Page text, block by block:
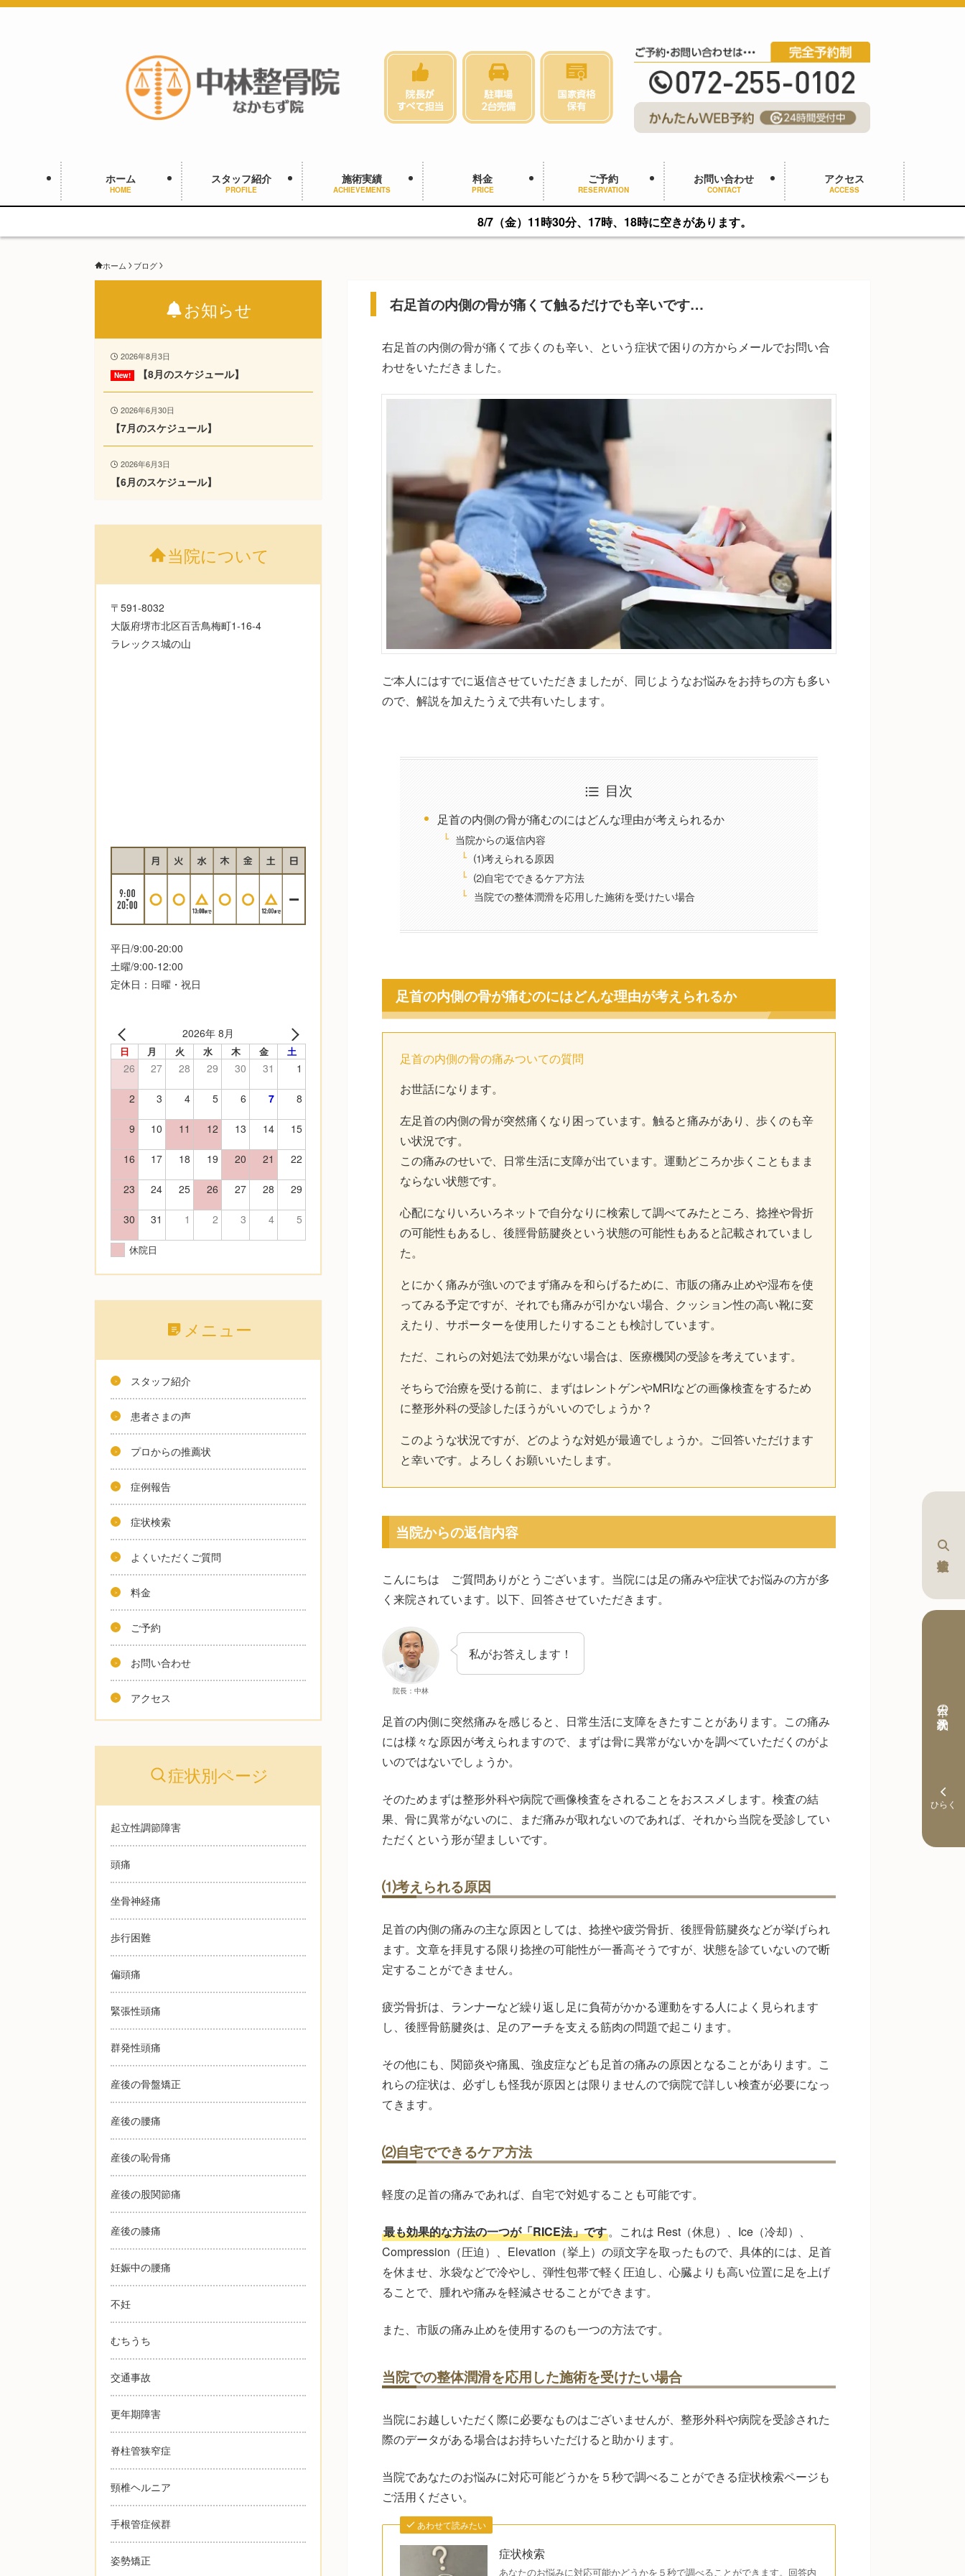
ホーム
HOME
スタッフ紹介
PROFILE
施術実績
ACHIEVEMENTS
料金
PRICE
ご予約
RESERVATION
お問い合わせ
CONTACT
アクセス
ACCESS
8/7（金）11時30分、17時、18時に空きがあります。
ホーム ブログ
右足首の内側の骨が痛くて触るだけでも辛いです…
本日の予約状況
右足首の内側の骨が痛くて歩くのも辛い、という症状で困りの方からメールでお問い合
わせをいただきました。
ご本人にはすでに返信させていただきましたが、同じようなお悩みをお持ちの方も多い
ので、解説を加えたうえで共有いたします。
目次
足首の内側の骨が痛むのにはどんな理由が考えられるか
当院からの返信内容
⑴考えられる原因
⑵自宅でできるケア方法
当院での整体潤滑を応用した施術を受けたい場合
足首の内側の骨が痛むのにはどんな理由が考えられるか
足首の内側の骨の痛みついての質問
お世話になります。
左足首の内側の骨が突然痛くなり困っています。触ると痛みがあり、歩くのも辛
い状況です。
この痛みのせいで、日常生活に支障が出ています。運動どころか歩くこともまま
ならない状態です。
心配になりいろいろネットで自分なりに検索して調べてみたところ、捻挫や骨折
の可能性もあるし、後脛骨筋腱炎という状態の可能性もあると記載されていまし
た。
とにかく痛みが強いのでまず痛みを和らげるために、市販の痛み止めや湿布を使
ってみる予定ですが、それでも痛みが引かない場合、クッション性の高い靴に変
えたり、サポーターを使用したりすることも検討しています。
ただ、これらの対処法で効果がない場合は、医療機関の受診を考えています。
そちらで治療を受ける前に、まずはレントゲンやMRIなどの画像検査をするため
に整形外科の受診したほうがいいのでしょうか？
このような状況ですが、どのような対処が最適でしょうか。ご回答いただけます
と幸いです。よろしくお願いいたします。
当院からの返信内容
こんにちは ご質問ありがとうございます。当院には足の痛みや症状でお悩みの方が多
く来院されています。以下、回答させていただきます。
院長：中林
私がお答えします！
足首の内側に突然痛みを感じると、日常生活に支障をきたすことがあります。この痛み
には様々な原因が考えられますので、まずは骨に異常がないかを調べていただくのがよ
いのではないでしょうか。
そのためまずは整形外科や病院で画像検査をされることをおススメします。検査の結
果、骨に異常がないのに、まだ痛みが取れないのであれば、それから当院を受診してい
ただくという形が望ましいです。
⑴考えられる原因
足首の内側の痛みの主な原因としては、捻挫や疲労骨折、後脛骨筋腱炎などが挙げられ
ます。文章を拝見する限り捻挫の可能性が一番高そうですが、状態を診ていないので断
定することができません。
疲労骨折は、ランナーなど繰り返し足に負荷がかかる運動をする人によく見られます
し、後脛骨筋腱炎は、足のアーチを支える筋肉の問題で起こります。
その他にも、関節炎や痛風、強皮症なども足首の痛みの原因となることがあります。こ
れらの症状は、必ずしも怪我が原因とは限りませんので病院で詳しい検査が必要になっ
てきます。
⑵自宅でできるケア方法
軽度の足首の痛みであれば、自宅で対処することも可能です。
最も効果的な方法の一つが「RICE法」です。これは Rest（休息）、Ice（冷却）、
Compression（圧迫）、Elevation（挙上）の頭文字を取ったもので、具体的には、足首
を休ませ、氷袋などで冷やし、弾性包帯で軽く圧迫し、心臓よりも高い位置に足を上げ
ることで、腫れや痛みを軽減させることができます。
また、市販の痛み止めを使用するのも一つの方法です。
当院での整体潤滑を応用した施術を受けたい場合
当院にお越しいただく際に必要なものはございませんが、整形外科や病院を受診された
際のデータがある場合はお持ちいただけると助かります。
当院であなたのお悩みに対応可能どうかを５秒で調べることができる症状検索ページも
ご活用ください。
あわせて読みたい
症状検索
あなたのお悩みに対応可能かどうかを５秒で調べることができます。回答内
お知らせ
2026年8月3日
【8月のスケジュール】
2026年6月30日
【7月のスケジュール】
2026年6月3日
【6月のスケジュール】
当院について
〒591-8032
大阪府堺市北区百舌鳥梅町1-16-4
ラレックス城の山
平日/9:00-20:00
土曜/9:00-12:00
定休日：日曜・祝日
2026年 8月
日 月 火 水 木 金 土
26 27 28 29 30 31 1
2 3 4 5 6 7 8
9 10 11 12 13 14 15
16 17 18 19 20 21 22
23 24 25 26 27 28 29
30 31 1 2 3 4 5
休院日
メニュー
スタッフ紹介
患者さまの声
プロからの推薦状
症例報告
症状検索
よくいただくご質問
料金
ご予約
お問い合わせ
アクセス
症状別ページ
起立性調節障害
頭痛
坐骨神経痛
歩行困難
偏頭痛
緊張性頭痛
群発性頭痛
産後の骨盤矯正
産後の腰痛
産後の恥骨痛
産後の股関節痛
産後の膝痛
妊娠中の腰痛
不妊
むちうち
交通事故
更年期障害
脊柱管狭窄症
頸椎ヘルニア
手根管症候群
姿勢矯正